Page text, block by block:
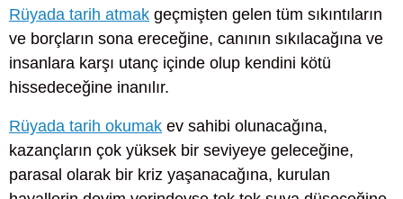
Rüyada tarih atmak geçmişten gelen tüm sıkıntıların
ve borçların sona ereceğine, canının sıkılacağına ve
insanlara karşı utanç içinde olup kendini kötü
hissedeceğine inanılır.
Rüyada tarih okumak ev sahibi olunacağına,
kazançların çok yüksek bir seviyeye geleceğine,
parasal olarak bir kriz yaşanacağına, kurulan